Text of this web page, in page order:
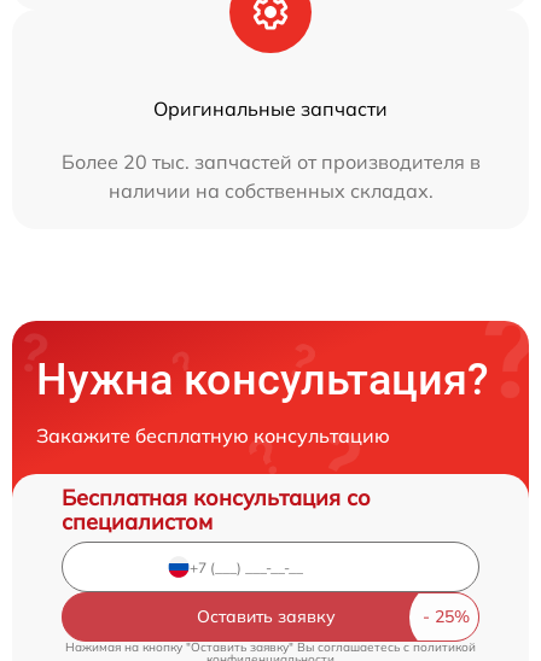
Оригинальные запчасти
Более 20 тыс. запчастей от производителя в
наличии на собственных складах.
Нужна консультация?
Закажите бесплатную консультацию
Бесплатная консультация со
специалистом
Оставить заявку
Нажимая на кнопку "Оставить заявку" Вы соглашаетесь c политикой